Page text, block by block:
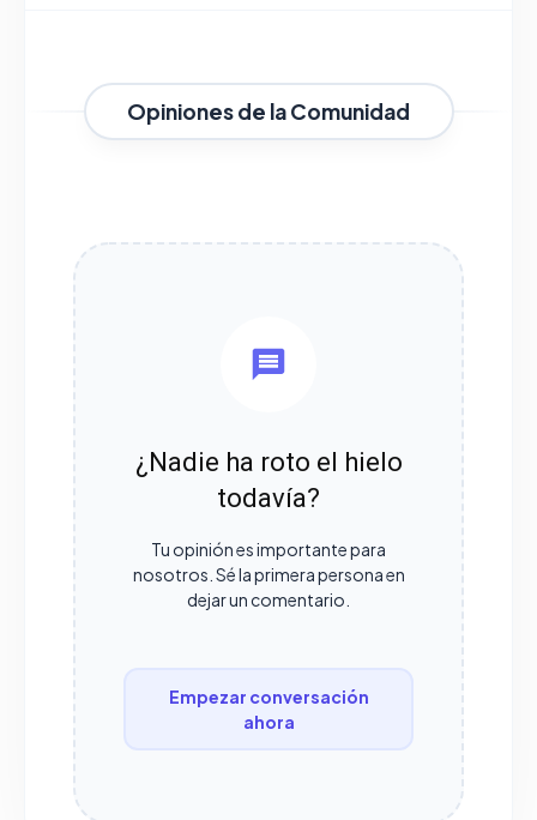
Opiniones de la Comunidad
¿Nadie ha roto el hielo
todavía?
Tu opinión es importante para
nosotros. Sé la primera persona en
dejar un comentario.
Empezar conversación
ahora